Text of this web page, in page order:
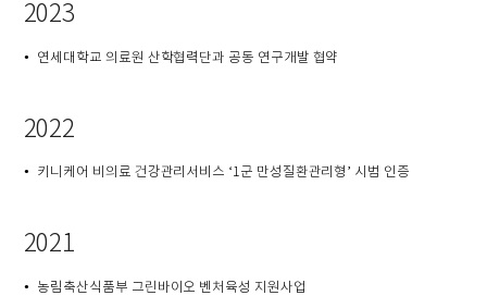
2023
• 연세대학교 의료원 산학협력단과 공동 연구개발 협약
2022
• 키니케어 비의료 건강관리서비스 ‘1군 만성질환관리형’ 시범 인증
2021
• 농림축산식품부 그린바이오 벤처육성 지원사업